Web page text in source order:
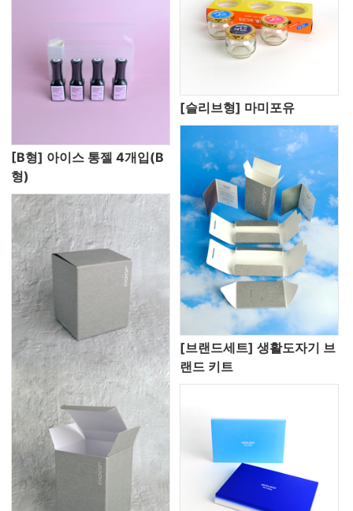
[B형] 아이스 통젤 4개입(B
형)
[슬리브형] 마미포유
[브랜드세트] 생활도자기 브
랜드 키트